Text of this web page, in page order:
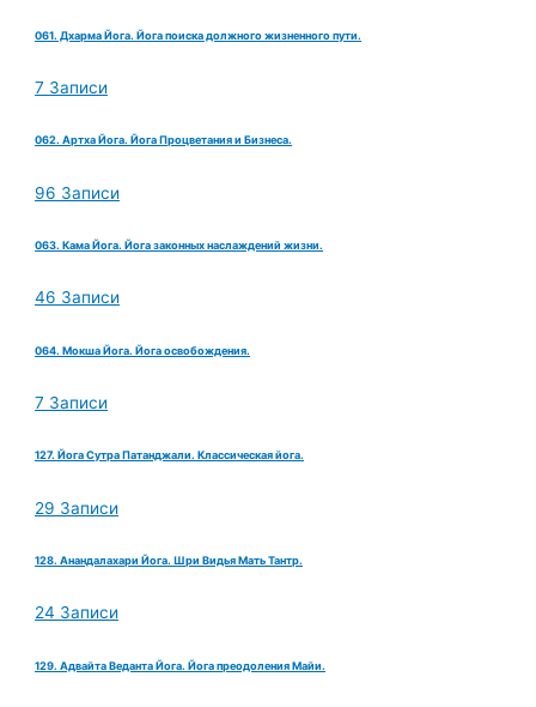
061. Дхарма Йога. Йога поиска должного жизненного пути.
7 Записи
062. Артха Йога. Йога Процветания и Бизнеса.
96 Записи
063. Кама Йога. Йога законных наслаждений жизни.
46 Записи
064. Мокша Йога. Йога освобождения.
7 Записи
127. Йога Сутра Патанджали. Классическая йога.
29 Записи
128. Анандалахари Йога. Шри Видья Мать Тантр.
24 Записи
129. Адвайта Веданта Йога. Йога преодоления Майи.